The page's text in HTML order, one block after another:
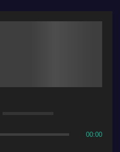
00:00